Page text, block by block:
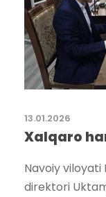
13.01.2026
Xalqaro
Navoiy
direktori